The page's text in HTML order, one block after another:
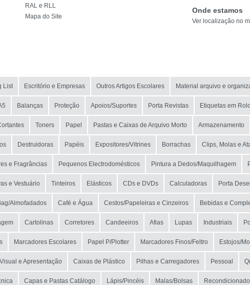
RAL e RLL
Mapa do Site
Onde estamos
Ver localização no
List Escritório e Empresas Outros Artigos Escolares Material arquivo e
Balanças Proteção Apoios/Suportes Porta Revistas Etiquetas em Rolo
Toners Papel Pastas e Caixas de Arquivo Morto Armazenamento
Destruidoras Papéis Expositores/Vitrines Borrachas Clips, Molas e
e Fragrâncias Pequenos Electrodomésticos Pintura a Dedos/Maquilhagem
e Vestuário Tinteiros Elásticos CDs e DVDs Calculadoras Porta
Almofadados Café e Água Cestos/Papeleiras e Cinzeiros Bebidas e
Cartolinas Corretores Candeeiros Afias Lupas Industriais
Marcadores Escolares Papel P/Plotter Marcadores Finos/Feltro Estojos/
e Apresentação Caixas de Plástico Pilhas e Carregadores Pessoal
Capas e Pastas Catálogo Lápis/Pincéis Malas/Bolsas